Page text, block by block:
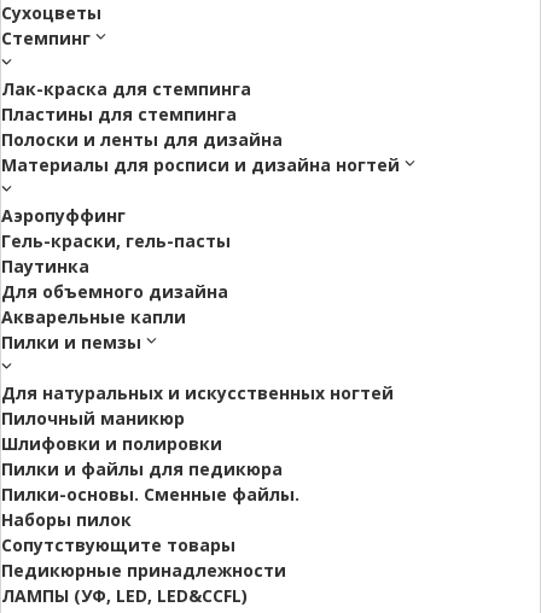
Сухоцветы
Стемпинг
Лак-краска для стемпинга
Пластины для стемпинга
Полоски и ленты для дизайна
Материалы для росписи и дизайна ногтей
Аэропуффинг
Гель-краски, гель-пасты
Паутинка
Для объемного дизайна
Акварельные капли
Пилки и пемзы
Для натуральных и искусственных ногтей
Пилочный маникюр
Шлифовки и полировки
Пилки и файлы для педикюра
Пилки-основы. Сменные файлы.
Наборы пилок
Сопутствующите товары
Педикюрные принадлежности
ЛАМПЫ (УФ, LED, LED&CCFL)